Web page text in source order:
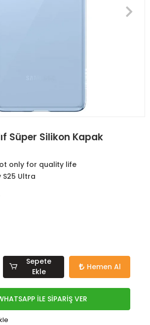
Süper Silikon Kapak
only for quality life
S25 Ultra
Sepete
Ekle
Hemen Al
İLE SİPARİŞ VER